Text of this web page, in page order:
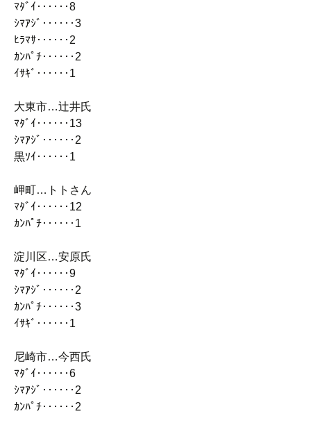
ﾏﾀﾞｲ‥‥‥8
ｼﾏｱｼﾞ‥‥‥3
ﾋﾗﾏｻ‥‥‥2
ｶﾝﾊﾟﾁ‥‥‥2
ｲｻｷﾞ‥‥‥1
大東市…辻井氏
ﾏﾀﾞｲ‥‥‥13
ｼﾏｱｼﾞ‥‥‥2
黒ｿｲ‥‥‥1
岬町…トトさん
ﾏﾀﾞｲ‥‥‥12
ｶﾝﾊﾟﾁ‥‥‥1
淀川区…安原氏
ﾏﾀﾞｲ‥‥‥9
ｼﾏｱｼﾞ‥‥‥2
ｶﾝﾊﾟﾁ‥‥‥3
ｲｻｷﾞ‥‥‥1
尼崎市…今西氏
ﾏﾀﾞｲ‥‥‥6
ｼﾏｱｼﾞ‥‥‥2
ｶﾝﾊﾟﾁ‥‥‥2